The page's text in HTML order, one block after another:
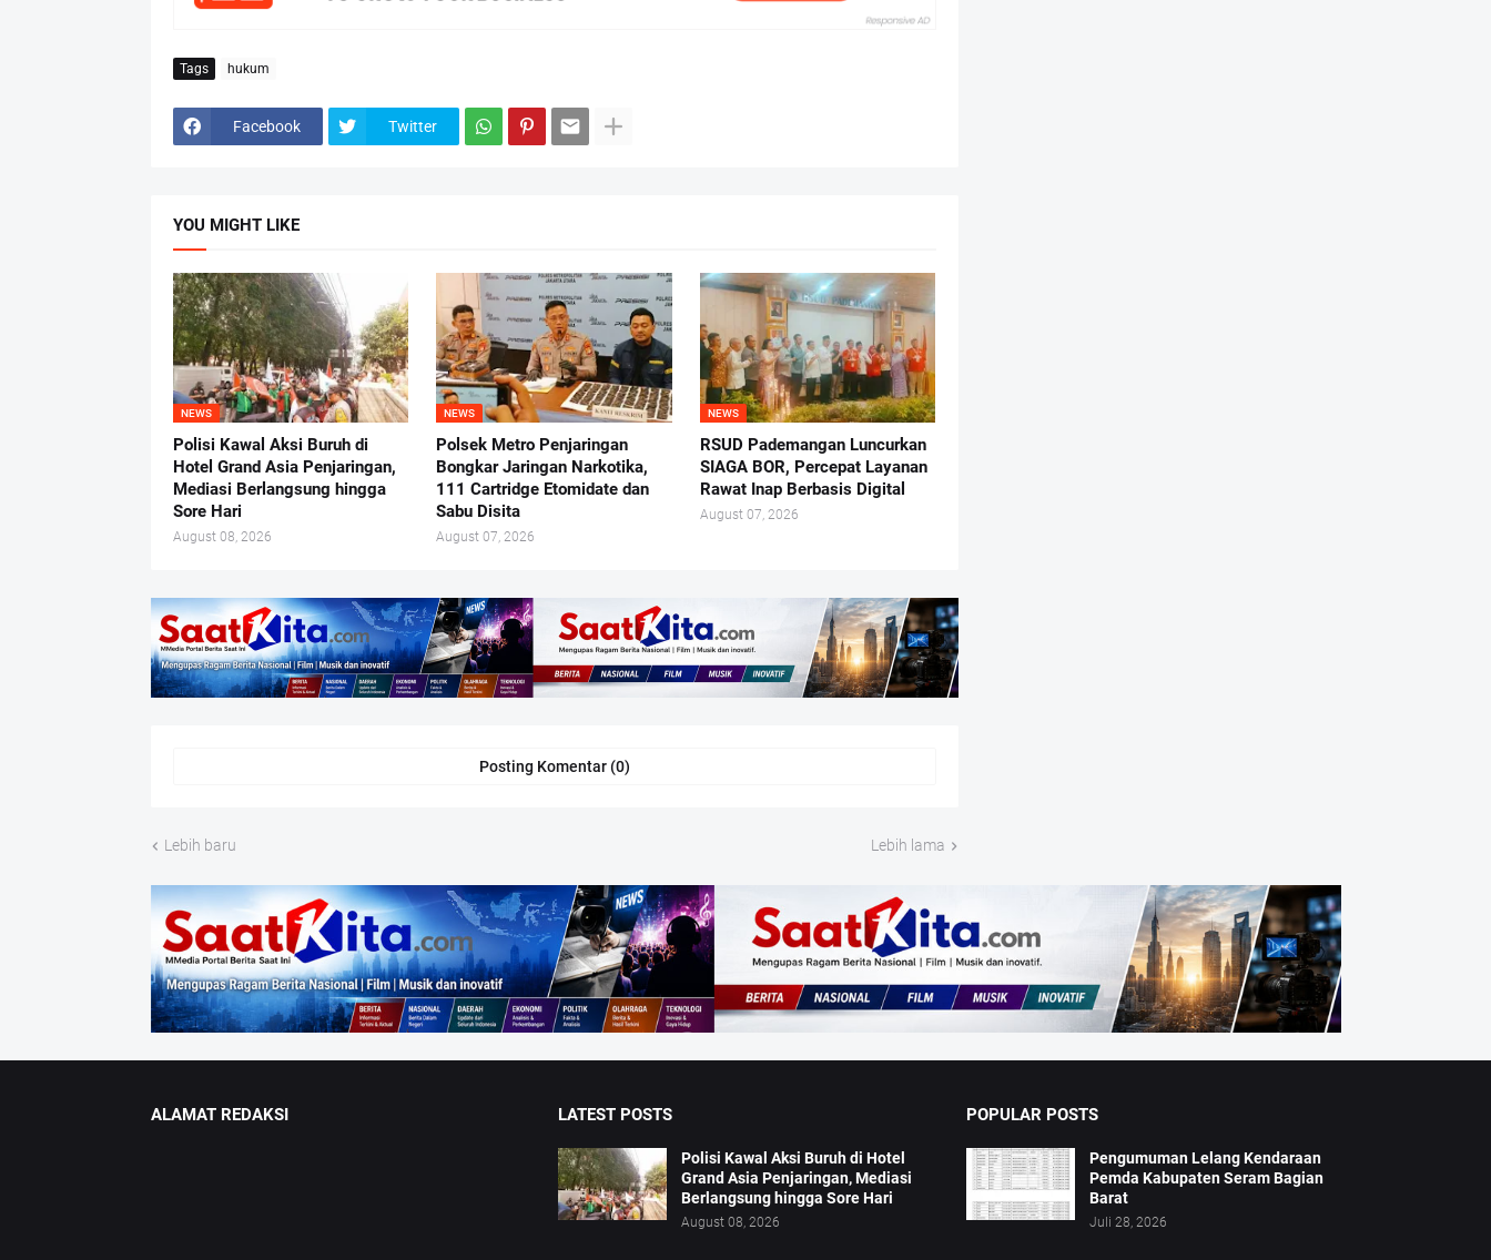
Tags hukum
Facebook Twitter
YOU MIGHT LIKE
NEWS
Polisi Kawal Aksi Buruh di
Hotel Grand Asia Penjaringan,
Mediasi Berlangsung hingga
Sore Hari
August 08, 2026
NEWS
Polsek Metro Penjaringan
Bongkar Jaringan Narkotika,
111 Cartridge Etomidate dan
Sabu Disita
August 07, 2026
NEWS
RSUD Pademangan Luncurkan
SIAGA BOR, Percepat Layanan
Rawat Inap Berbasis Digital
August 07, 2026
Posting Komentar (0)
Lebih baru Lebih lama
ALAMAT REDAKSI LATEST POSTS
Polisi Kawal Aksi Buruh di Hotel
Grand Asia Penjaringan, Mediasi
Berlangsung hingga Sore Hari
August 08, 2026
POPULAR POSTS
Pengumuman Lelang Kendaraan
Pemda Kabupaten Seram Bagian
Barat
Juli 28, 2026